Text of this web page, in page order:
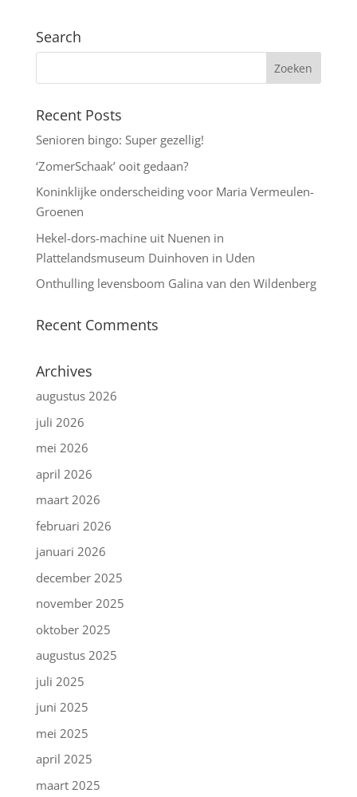
Search
Recent Posts
Senioren bingo: Super gezellig!
‘ZomerSchaak’ ooit gedaan?
Koninklijke onderscheiding voor Maria Vermeulen-
Groenen
Hekel-dors-machine uit Nuenen in
Plattelandsmuseum Duinhoven in Uden
Onthulling levensboom Galina van den Wildenberg
Recent Comments
Archives
augustus 2026
juli 2026
mei 2026
april 2026
maart 2026
februari 2026
januari 2026
december 2025
november 2025
oktober 2025
augustus 2025
juli 2025
juni 2025
mei 2025
april 2025
maart 2025